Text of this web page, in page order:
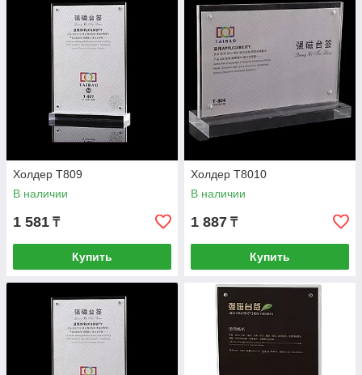
Холдер T809
В наличии
1 581 ₸
Купить
Холдер T8010
В наличии
1 887 ₸
Купить